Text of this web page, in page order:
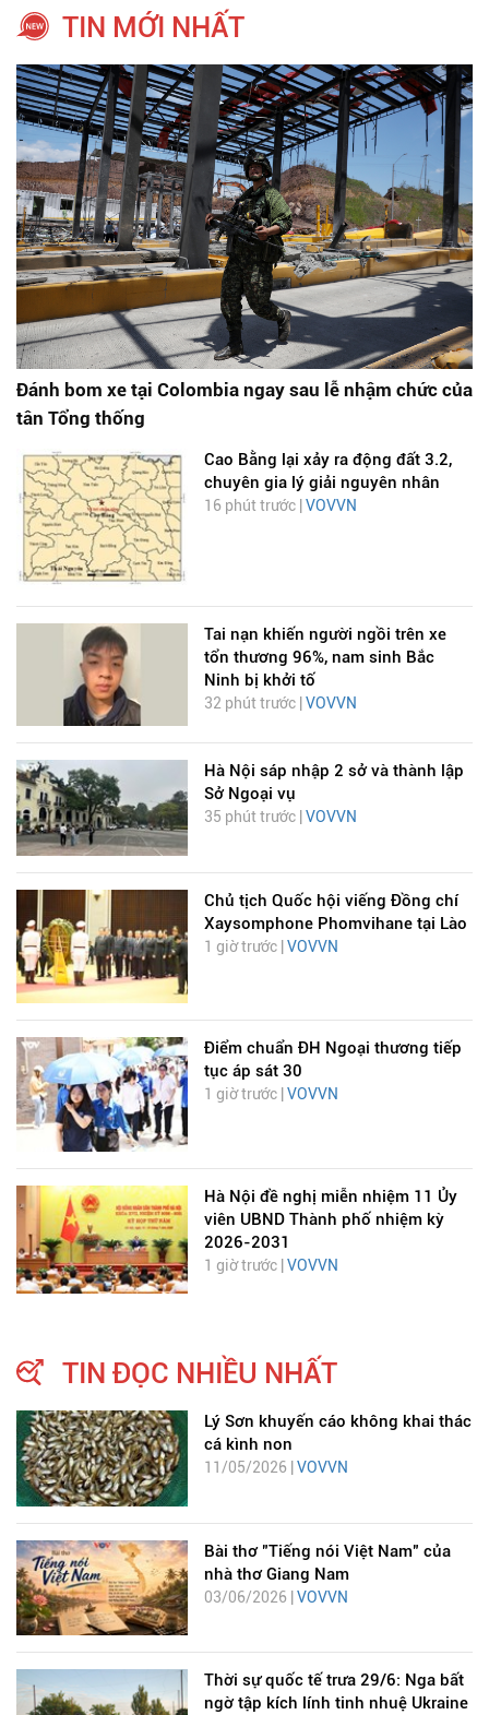
TIN MỚI NHẤT
Đánh bom xe tại Colombia ngay sau lễ nhậm chức của
tân Tổng thống
Cao Bằng lại xảy ra động đất 3.2,
chuyên gia lý giải nguyên nhân
16 phút trước |VOVVN
Tai nạn khiến người ngồi trên xe
tổn thương 96%, nam sinh Bắc
Ninh bị khởi tố
32 phút trước | VOVVN
Hà Nội sáp nhập 2 sở và thành lập
Sở Ngoại vụ
35 phút trước | VOVVN
Chủ tịch Quốc hội viếng Đồng chí
Xaysomphone Phomvihane tại Lào
1 giờ trước | VOVVN
Điểm chuẩn ĐH Ngoại thương tiếp
tục áp sát 30
1 giờ trước | VOVVN
Hà Nội đề nghị miễn nhiệm 11 Ủy
viên UBND Thành phố nhiệm kỳ
2026-2031
1 giờ trước | VOVVN
TIN ĐỌC NHIỀU NHẤT
Lý Sơn khuyến cáo không khai thác
cá kình non
11/05/2026 | VOVVN
Bài thơ "Tiếng nói Việt Nam" của
nhà thơ Giang Nam
03/06/2026 |VOVVN
Thời sự quốc tế trưa 29/6: Nga bất
ngờ tập kích lính tinh nhuệ Ukraine